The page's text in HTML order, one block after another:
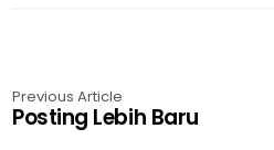
Previous Article
Posting Lebih Baru